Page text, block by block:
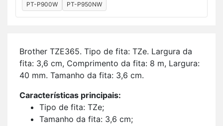
PT-P900W
PT-P950NW
Brother TZE365. Tipo de fita: TZe. Lar­gura da
fita: 3,6 cm, Com­pri­mento da fita: 8 m, Lar­gura:
40 mm. Ta­manho da fita: 3,6 cm.
Ca­rac­te­rís­ticas prin­ci­pais:
Tipo de fita: TZe;
Ta­manho da fita: 3,6 cm;